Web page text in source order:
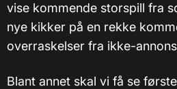
vise kommende storspill fra
nye kikker på en rekke
overraskelser fra ikke-
Blant annet skal vi få se